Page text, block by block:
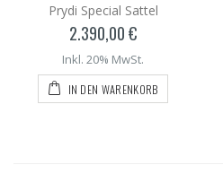
Prydi Special Sattel
2.390,00 €
Inkl. 20% MwSt.
IN DEN WARENKORB